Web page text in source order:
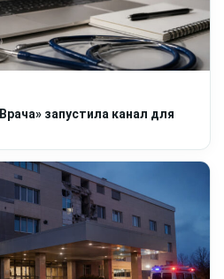
запустила канал для